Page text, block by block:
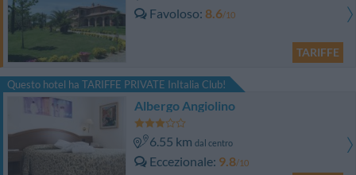
Favoloso 8.6/10
TARIFFE
Questo hotel ha TARIFFE PRIVATE InItalia Club!
Albergo Angiolino
6.55 km dal centro
Eccezionale 9.8/10